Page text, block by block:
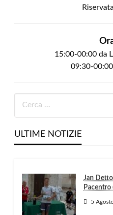
15:00-00:00 da
09:30-
ULTIME NOTIZIE
Jan
Pacentro
5